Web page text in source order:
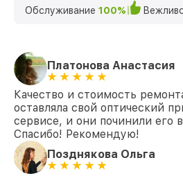
Обслуживание 100%
Платонова Анастасия
Качество и стоимость
оставляла свой оптический
сервисе, и они починили его
Спасибо! Рекомендую!
Позднякова Ольга